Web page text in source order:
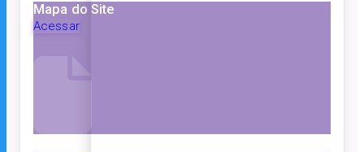
Mapa do Site
Acessar